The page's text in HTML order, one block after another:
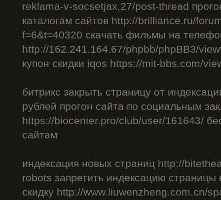
reklama-v-socsetjax.27/post-thread
каталогам сайтов http://brilliance.ru/
f=6&t=40320 скачать фильмы на
http://162.241.164.67/phpbb/phpBB3/
купон скидки iqos https://mit-bbs.com/
битрикс закрыть страницу от
рублей прогон сайта по социальным
https://biocenter.pro/club/user/161643/
сайтам
индексация новых страниц http://
robots запретить индексацию страницы
скидку http://www.liuwenzheng.com.cn/